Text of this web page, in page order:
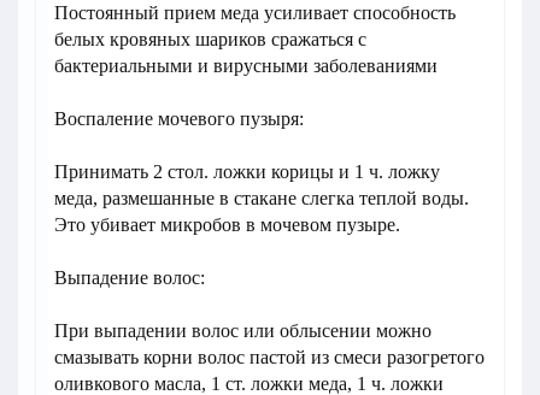
Постоянный прием меда усиливает способность
белых кровяных шариков сражаться с
бактериальными и вирусными заболеваниями
Воспаление мочевого пузыря:
Принимать 2 стол. ложки корицы и 1 ч. ложку
меда, размешанные в стакане слегка теплой воды.
Это убивает микробов в мочевом пузыре.
Выпадение волос:
При выпадении волос или облысении можно
смазывать корни волос пастой из смеси разогретого
оливкового масла, 1 ст. ложки меда, 1 ч. ложки